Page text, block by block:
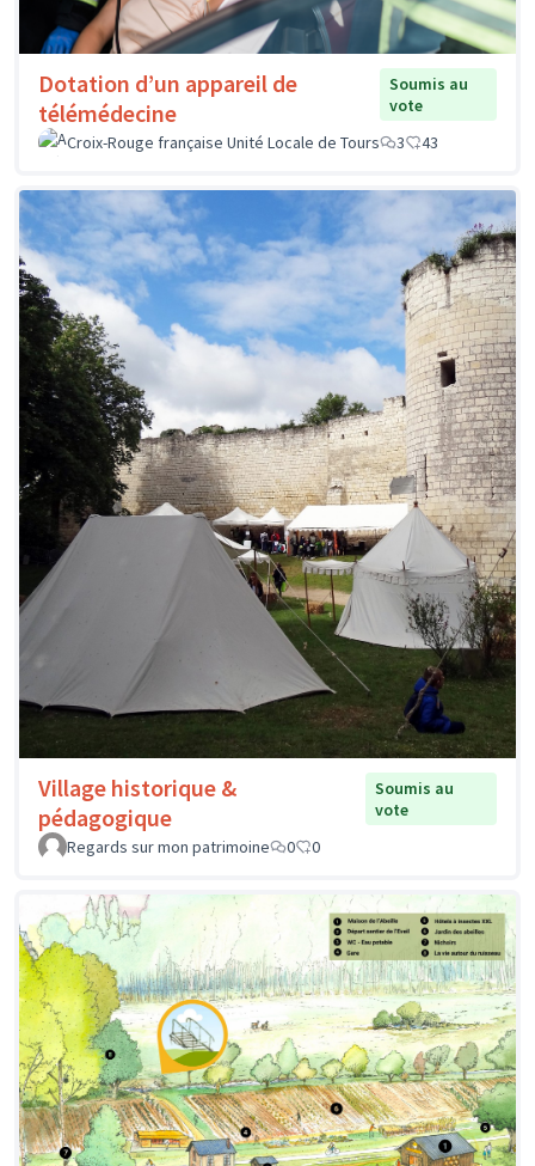
Dotation d’un appareil de
télémédecine
Soumis au
vote
Croix-Rouge française Unité Locale de Tours
3 43
Village historique &
pédagogique
Soumis au
vote
Regards sur mon patrimoine
0 0